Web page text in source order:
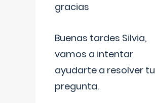
gracias
Buenas tardes Silvia,
vamos a intentar
ayudarte a resolver tu
pregunta.